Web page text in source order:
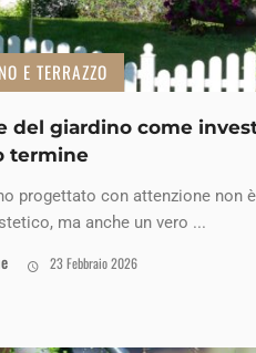
E TERRAZZO
del giardino come
termine
progettato con attenzione non
ma anche un vero ...
23 Febbraio 2026